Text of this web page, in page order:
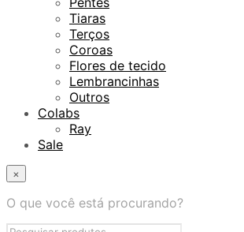
Tiaras
Terços
Coroas
Flores de tecido
Lembrancinhas
Outros
Colabs
Ray
Sale
×
O que você está procurando?